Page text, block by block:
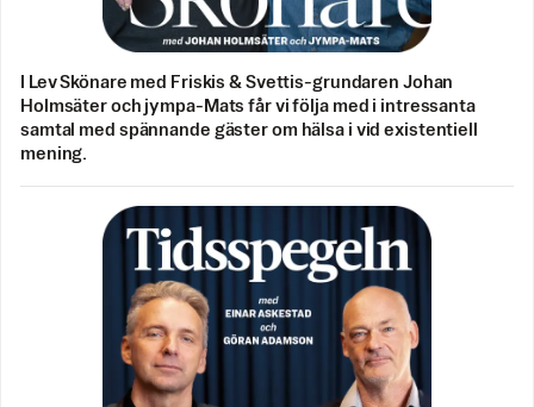
I Lev Skönare med Friskis & Svettis-grundaren Johan
Holmsäter och jympa-Mats får vi följa med i intressanta
samtal med spännande gäster om hälsa i vid existentiell
mening.